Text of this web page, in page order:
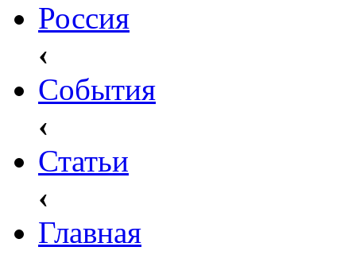
Россия
‹
События
‹
Статьи
‹
Главная